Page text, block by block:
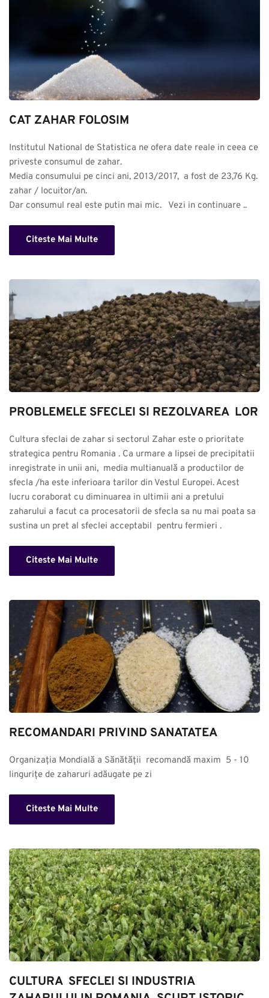
CAT ZAHAR FOLOSIM
Institutul National de Statistica ne ofera date reale in ceea ce
priveste consumul de zahar.
Media consumului pe cinci ani, 2013/2017,  a fost de 23,76 Kg.
zahar / locuitor/an.
Dar consumul real este putin mai mic.   Vezi in continuare ..
Citeste Mai Multe
PROBLEMELE SFECLEI SI REZOLVAREA  LOR
Cultura sfeclai de zahar si sectorul Zahar este o prioritate
strategica pentru Romania . Ca urmare a lipsei de precipitatii
inregistrate in unii ani,  media multianuală a productilor de
sfecla /ha este inferioara tarilor din Vestul Europei. Acest
lucru coraborat cu diminuarea in ultimii ani a pretului
zaharului a facut ca procesatorii de sfecla sa nu mai poata sa
sustina un pret al sfeclei acceptabil  pentru fermieri .
Citeste Mai Multe
RECOMANDARI PRIVIND SANATATEA
Organizația Mondială a Sănătății  recomandă maxim  5 - 10
lingurițe de zaharuri adăugate pe zi
Citeste Mai Multe
CULTURA  SFECLEI SI INDUSTRIA